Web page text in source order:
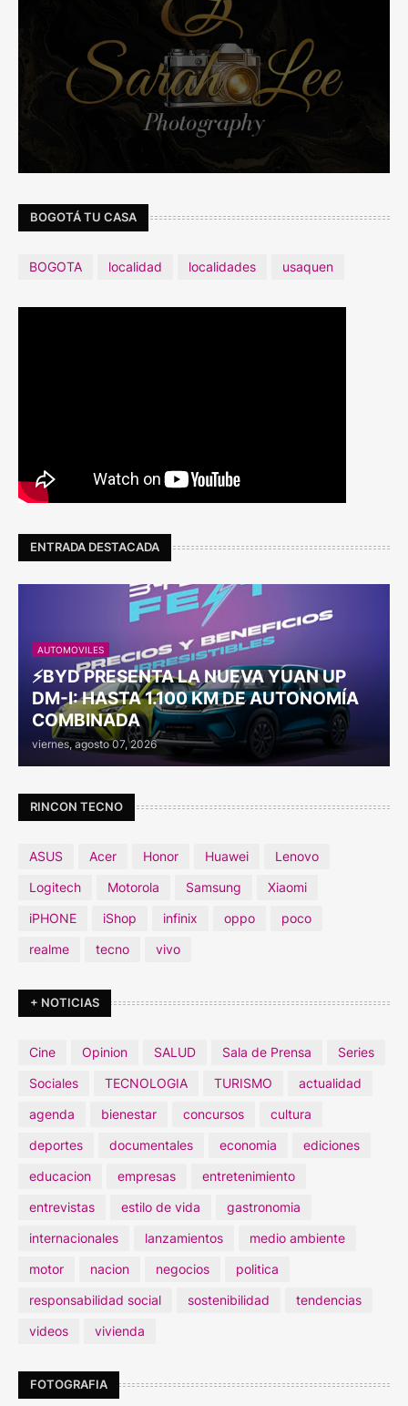
BOGOTÁ TU CASA
BOGOTA localidad localidades usaquen
ENTRADA DESTACADA
AUTOMOVILES
⚡BYD PRESENTA LA NUEVA YUAN UP
DM-I: HASTA 1.100 KM DE AUTONOMÍA
COMBINADA
viernes, agosto 07, 2026
RINCON TECNO
ASUS Acer Honor Huawei
Lenovo
Logitech
Motorola Samsung
Xiaomi
iPHONE
iShop infinix oppo
poco
realme
tecno vivo
+ NOTICIAS
Cine Opinion SALUD Sala de Prensa
Series
Sociales
TECNOLOGIA TURISMO
actualidad
agenda
bienestar concursos
cultura
deportes
documentales economia
ediciones
educacion
empresas
entretenimiento
entrevistas
estilo de vida
gastronomia
internacionales
lanzamientos
medio ambiente
motor
nacion negocios
politica
responsabilidad social
sostenibilidad
tendencias
videos
vivienda
FOTOGRAFIA